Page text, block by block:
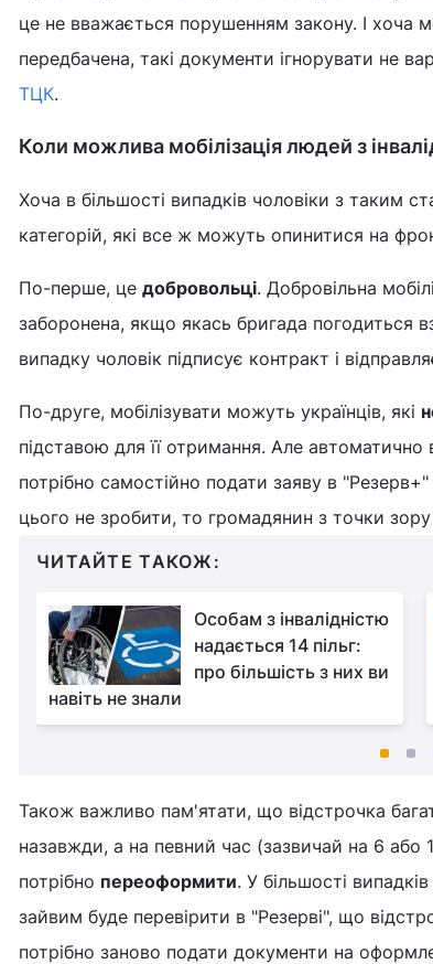
це не вважається порушенням закону. І хоча
передбачена, такі документи ігнорувати не
ТЦК.
Коли можлива мобілізація людей з
Хоча в більшості випадків чоловіки з таким
категорій, які все ж можуть опинитися на
По-перше, це добровольці. Добровільна
заборонена, якщо якась бригада погодиться
випадку чоловік підписує контракт і
По-друге, мобілізувати можуть українців, які
підставою для її отримання. Але автоматично
потрібно самостійно подати заяву в
цього не зробити, то громадянин з точки
ЧИТАЙТЕ ТАКОЖ:
Особам з інвалідністю
надається 14 пільг:
про більшість з них ви
навіть не знали
Також важливо пам'ятати, що відстрочка
назавжди, а на певний час (зазвичай на 6 або
потрібно переоформити. У більшості
зайвим буде перевірити в "Резерві", що
потрібно заново подати документи на